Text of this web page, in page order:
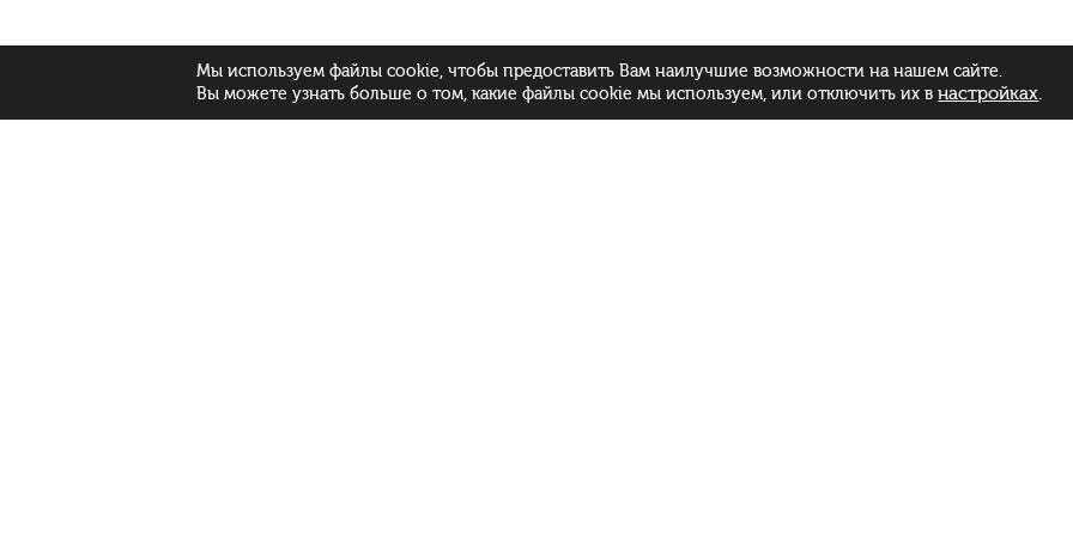
Мы используем файлы cookie, чтобы предоставить Вам наилучшие возможности на нашем сайте.
Вы можете узнать больше о том, какие файлы cookie мы используем, или отключить их внастройках